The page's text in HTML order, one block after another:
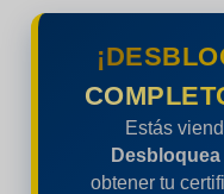
Estás
obtener tu